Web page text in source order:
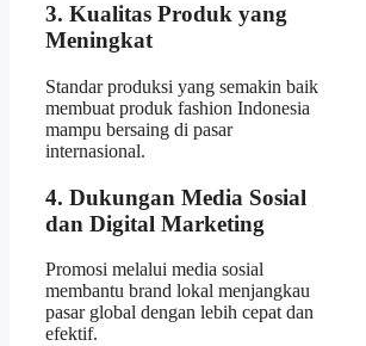
3. Kualitas Produk yang
Meningkat
Standar produksi yang semakin baik
membuat produk fashion Indonesia
mampu bersaing di pasar
internasional.
4. Dukungan Media Sosial
dan Digital Marketing
Promosi melalui media sosial
membantu brand lokal menjangkau
pasar global dengan lebih cepat dan
efektif.